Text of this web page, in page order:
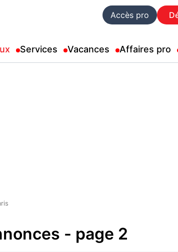
Accès pro
Services Vacances Affaires pro
- page 2